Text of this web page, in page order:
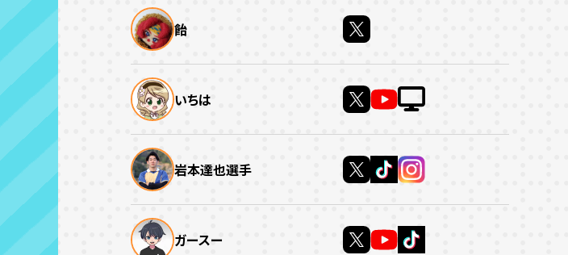
飴
いちは
岩本達也選手
ガースー